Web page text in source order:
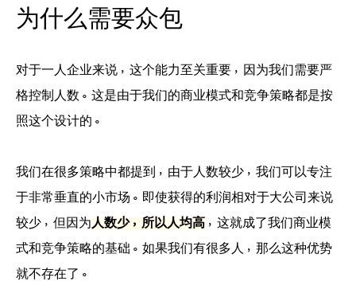
为什么需要众包
对于一人企业来说，这个能力至关重要，因为我们需要严
格控制人数。这是由于我们的商业模式和竞争策略都是按
照这个设计的。
我们在很多策略中都提到，由于人数较少，我们可以专注
于非常垂直的小市场。即使获得的利润相对于大公司来说
较少，但因为人数少，所以人均高 ，这就成了我们商业模
式和竞争策略的基础。如果我们有很多人，那么这种优势
就不存在了。